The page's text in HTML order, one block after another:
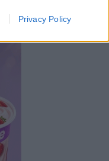
Privacy Policy